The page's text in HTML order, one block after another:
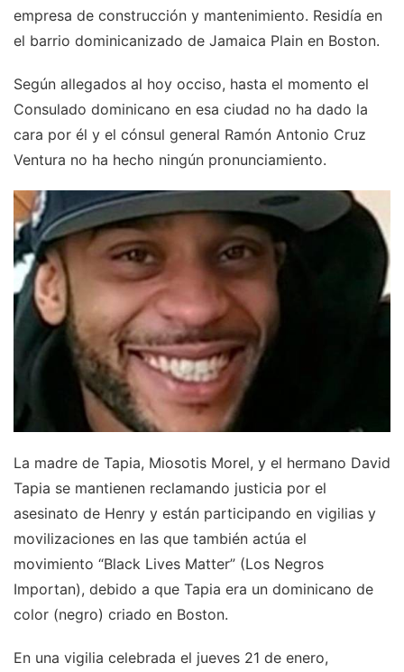
empresa de construcción y mantenimiento. Residía en
el barrio dominicanizado de Jamaica Plain en Boston.
Según allegados al hoy occiso, hasta el momento el
Consulado dominicano en esa ciudad no ha dado la
cara por él y el cónsul general Ramón Antonio Cruz
Ventura no ha hecho ningún pronunciamiento.
La madre de Tapia, Miosotis Morel, y el hermano David
Tapia se mantienen reclamando justicia por el
asesinato de Henry y están participando en vigilias y
movilizaciones en las que también actúa el
movimiento “Black Lives Matter” (Los Negros
Importan), debido a que Tapia era un dominicano de
color (negro) criado en Boston.
En una vigilia celebrada el jueves 21 de enero,